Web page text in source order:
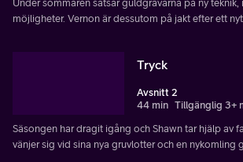
Under sommaren satsar guldgrävarna på ny teknik,
möjligheter. Vernon är dessutom på jakt efter ett
Tryck
Avsnitt 2
44 min Tillgänglig 3+
Säsongen har dragit igång och Shawn tar hjälp av
vänjer sig vid sina nya gruvlotter och en nykomling